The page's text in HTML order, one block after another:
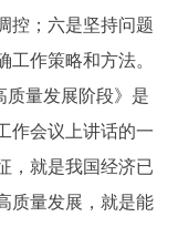
控；六是坚持问题
作策略和方法。
质量发展阶段》是
作会议上讲话的一
，就是我国经济已
质量发展，就是能